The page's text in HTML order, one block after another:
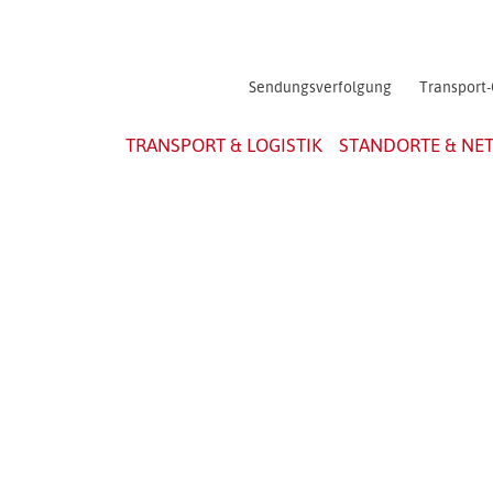
Sendungsverfolgung
TRANSPORT & LOGISTIK STANDORTE &